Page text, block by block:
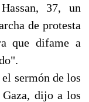
37, un
de protesta
que difame a
sermón de los
dijo a los